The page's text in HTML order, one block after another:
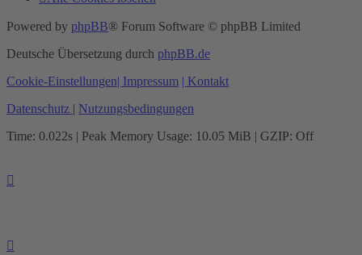
Powered by phpBB® Forum Software © phpBB Limited
Deutsche Übersetzung durch phpBB.de
Cookie-Einstellungen| Impressum | Kontakt
Datenschutz | Nutzungsbedingungen
Time: 0.022s | Peak Memory Usage: 10.05 MiB | GZIP: Off